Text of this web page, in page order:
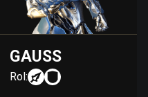
GAUSS
Rol: